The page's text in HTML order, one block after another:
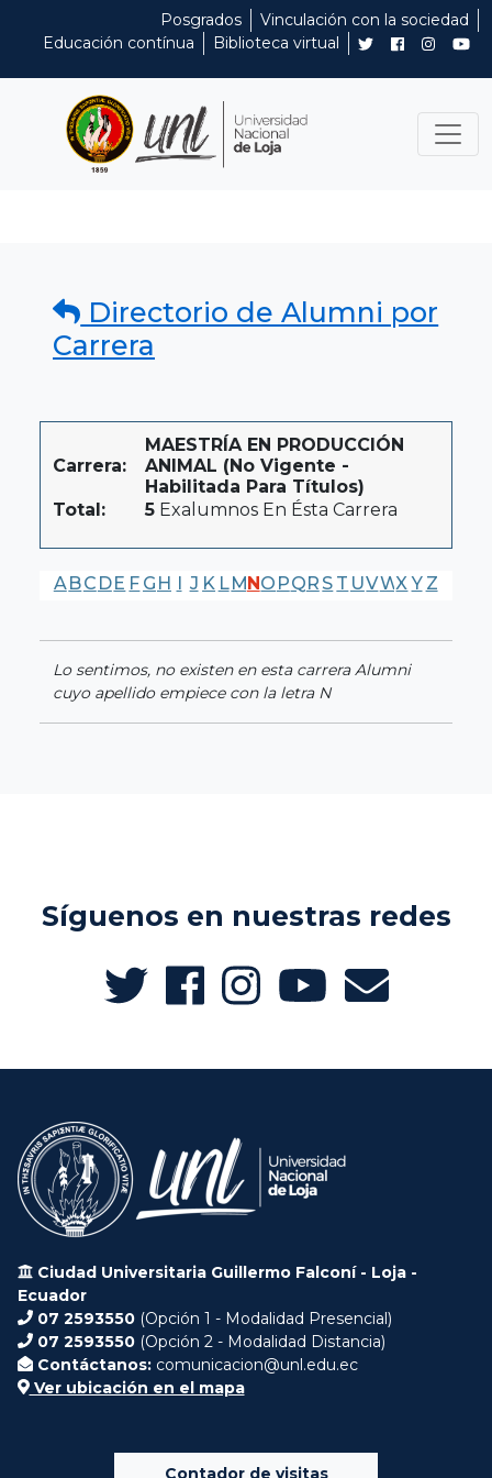
Posgrados
Vinculación con la sociedad
Educación contínua
Biblioteca virtual
Directorio de Alumni por
Carrera
Carrera:
MAESTRÍA EN PRODUCCIÓN
ANIMAL (No Vigente -
Habilitada Para Títulos)
Total:
5 Exalumnos En Ésta Carrera
A BC DE F G H I J K LMNO PQR S T UVWX Y Z
Lo sentimos, no existen en esta carrera Alumni
cuyo apellido empiece con la letra N
Síguenos en nuestras redes
Ciudad Universitaria Guillermo Falconí - Loja -
Ecuador
07 2593550 (Opción 1 - Modalidad Presencial)
07 2593550 (Opción 2 - Modalidad Distancia)
Contáctanos: comunicacion@unl.edu.ec
Ver ubicación en el mapa
Contador de visitas